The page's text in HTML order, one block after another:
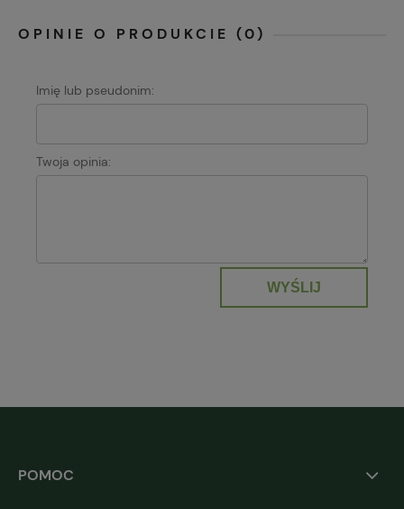
OPINIE O PRODUKCIE (0)
Imię lub pseudonim:
Twoja opinia:
WYŚLIJ
POMOC